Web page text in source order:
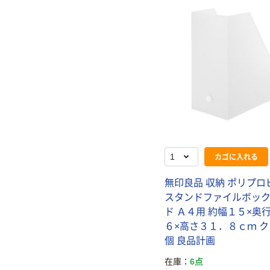
カゴに入れる
無印良品 収納 ポリプロ
スタンドファイルボッ
ド Ａ４用 約幅１５×奥
６×高さ３１．８ｃｍ
個 良品計画
在庫 6点